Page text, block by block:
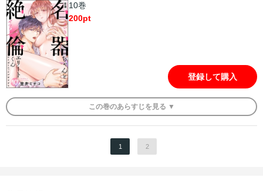
10巻
200pt
登録して購入
この巻のあらすじを 見る ▼
1 2